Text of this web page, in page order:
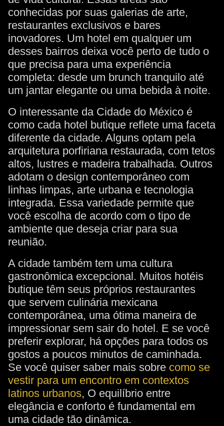
conhecidas por suas galerias de arte,
restaurantes exclusivos e bares
inovadores. Um hotel em qualquer um
desses bairros deixa você perto de tudo o
que precisa para uma experiência
completa: desde um brunch tranquilo até
um jantar elegante ou uma bebida à noite.
O interessante da Cidade do México é
como cada hotel butique reflete uma faceta
diferente da cidade. Alguns optam pela
arquitetura porfiriana restaurada, com tetos
altos, lustres e madeira trabalhada. Outros
adotam o design contemporâneo com
linhas limpas, arte urbana e tecnologia
integrada. Essa variedade permite que
você escolha de acordo com o tipo de
ambiente que deseja criar para sua
reunião.
A cidade também tem uma cultura
gastronômica excepcional. Muitos hotéis
butique têm seus próprios restaurantes
que servem culinária mexicana
contemporânea, uma ótima maneira de
impressionar sem sair do hotel. E se você
preferir explorar, há opções para todos os
gostos a poucos minutos de caminhada.
Se você quiser saber mais sobre como se
vestir para um encontro em contextos
latinos urbanos, O equilíbrio entre
elegância e conforto é fundamental em
uma cidade tão dinâmica.